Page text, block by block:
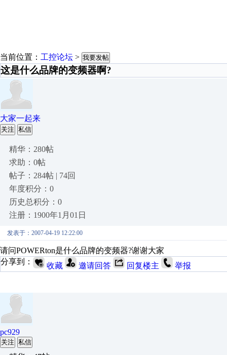
当前位置： 工控论坛 > 我要发帖
这是什么品牌的变频器啊?
大家一起来
关注 私信
精华：280帖
求助：0帖
帖子：284帖 | 74回
年度积分：0
历史总积分：0
注册：1900年1月01日
发表于：2007-04-19 12:22:00
请问POWERton是什么品牌的变频器?谢谢大家
分享到：
收藏 邀请回答 回复楼主 举报
pc929
关注 私信